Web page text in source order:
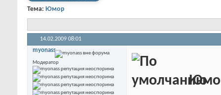
Тема: Юмор
14.02.2009 08:01
myonass
Модератор